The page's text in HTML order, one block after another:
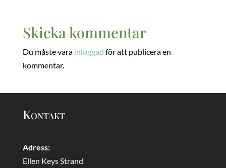
Skicka kommentar
Du måste vara inloggad för att publicera en
kommentar.
Kontakt
Adress:
Ellen Keys Strand